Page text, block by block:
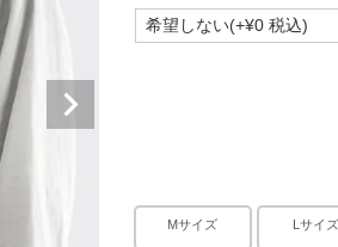
Mサイズ Lサイズ